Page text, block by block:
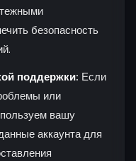
безопасность
поддержки: Если
или
вашу
аккаунта для